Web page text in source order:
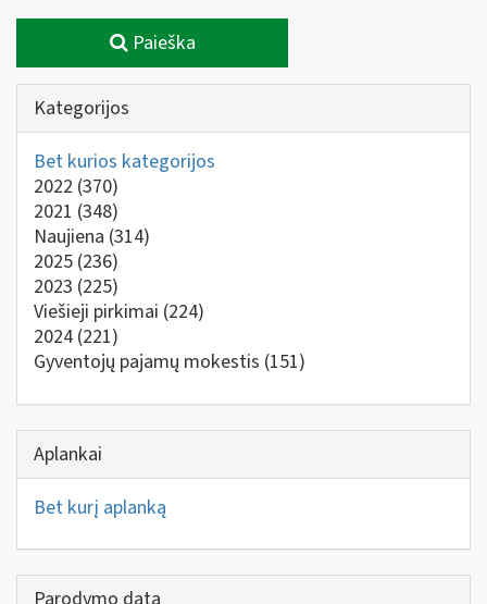
Paieška
Kategorijos
Bet kurios kategorijos
2022 (370)
2021 (348)
Naujiena (314)
2025 (236)
2023 (225)
Viešieji pirkimai (224)
2024 (221)
Gyventojų pajamų mokestis (151)
Aplankai
Bet kurį aplanką